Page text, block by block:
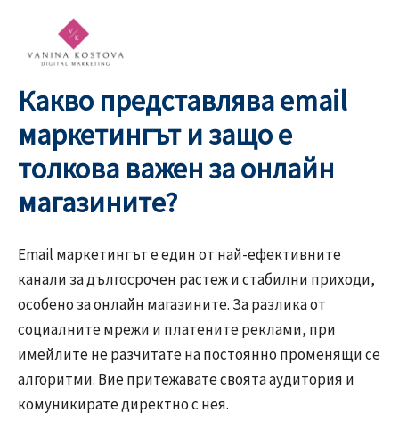
content
Какво представлява email
маркетингът и защо е
толкова важен за онлайн
магазините?
Email маркетингът е един от най-ефективните
канали за дългосрочен растеж и стабилни приходи,
особено за онлайн магазините. За разлика от
социалните мрежи и платените реклами, при
имейлите не разчитате на постоянно променящи се
алгоритми. Вие притежавате своята аудитория и
комуникирате директно с нея.